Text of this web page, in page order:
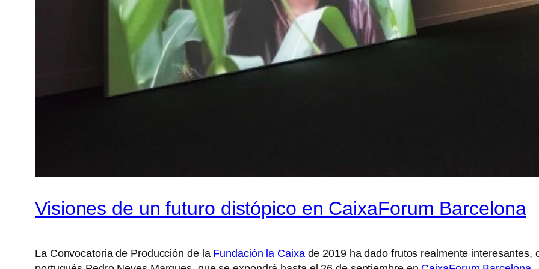
Visiones de un futuro distópico en CaixaForum Barcelona
La Convocatoria de Producción de la Fundación la Caixade 2019 ha dado frutos realmente interesantes,